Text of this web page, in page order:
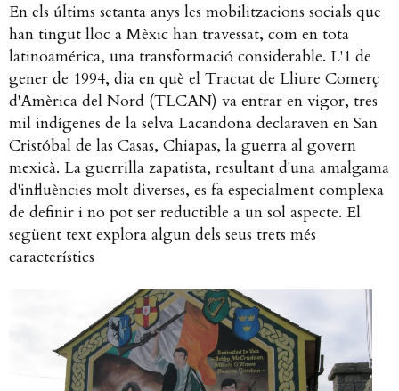
En els últims setanta anys les mobilitzacions socials que
han tingut lloc a Mèxic han travessat, com en tota
latinoamérica, una transformació considerable. L'1 de
gener de 1994, dia en què el Tractat de Lliure Comerç
d'Amèrica del Nord (TLCAN) va entrar en vigor, tres
mil indígenes de la selva Lacandona declaraven en San
Cristóbal de las Casas, Chiapas, la guerra al govern
mexicà. La guerrilla zapatista, resultant d'una amalgama
d'influències molt diverses, es fa especialment complexa
de definir i no pot ser reductible a un sol aspecte. El
següent text explora algun dels seus trets més
característics